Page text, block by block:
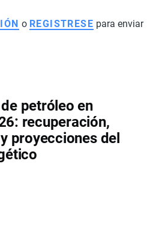
o REGISTRESE para enviar
petróleo en
recuperación,
proyecciones del